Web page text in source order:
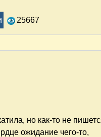
25667
но как-то не
ожидание чего-то,